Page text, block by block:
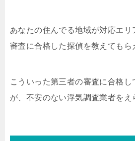
あなたの住んでる地域が対応エリ
審査に合格した探偵を教えてもら
こういった第三者の審査に合格
が、不安のない浮気調査業者をえ